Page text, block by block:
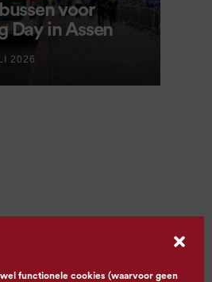
functionele cookies (waarvoor geen
voor
Day in Assen
2026